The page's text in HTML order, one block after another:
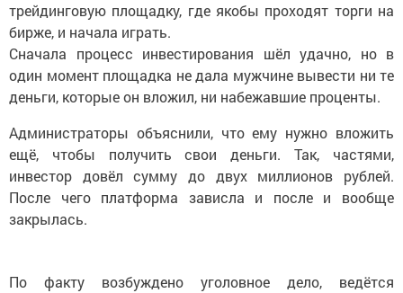
трейдинговую площадку, где якобы проходят торги на
бирже, и начала играть.
Сначала процесс инвестирования шёл удачно, но в
один момент площадка не дала мужчине вывести ни те
деньги, которые он вложил, ни набежавшие проценты.
Администраторы объяснили, что ему нужно вложить
ещё, чтобы получить свои деньги. Так, частями,
инвестор довёл сумму до двух миллионов рублей.
После чего платформа зависла и после и вообще
закрылась.
По факту возбуждено уголовное дело, ведётся